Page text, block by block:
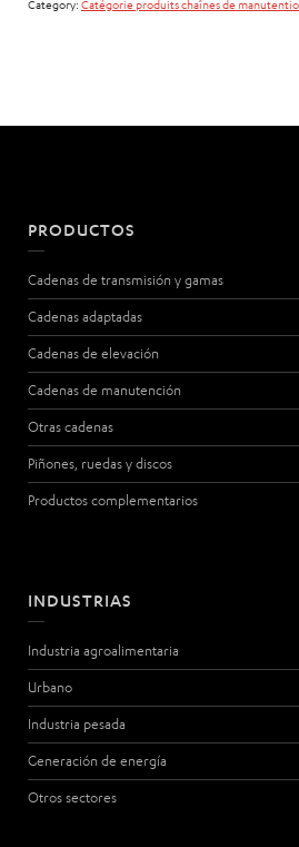
Category: Catégorie produits chaînes de
PRODUCTOS
Cadenas de transmisión y gamas
Cadenas adaptadas
Cadenas de elevación
Cadenas de manutención
Otras cadenas
Piñones, ruedas y discos
Productos complementarios
INDUSTRIAS
Industria agroalimentaria
Urbano
Industria pesada
Generación de energía
Otros sectores